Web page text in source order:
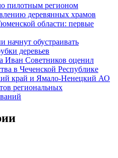
пилотным регионом
деревянных храмов
области: первые
начнут обустраивать
деревьев
Иван Советников оценил
в Чеченской Республике
край и Ямало-Ненецкий АО
региональных